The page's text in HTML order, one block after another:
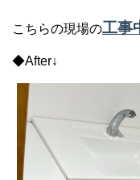
こちらの現場の工事
◆After↓